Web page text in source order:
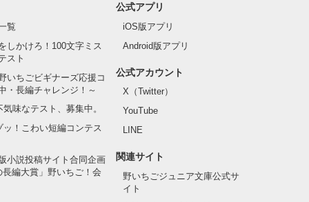
覧
しかけろ！100文字ミス
スト
いちごビギナーズ応援コ
・長編チャレンジ！～
味なテスト、募集中。
ッ！こわい短編コンテス
小説投稿サイト合同企画
長編大賞」野いちご！会
公式アプリ
iOS版アプリ
Android版アプリ
公式アカウント
X（Twitter）
YouTube
LINE
関連サイト
野いちごジュニア文庫公式サ
イト